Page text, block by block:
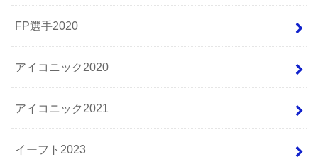
FP選手2020
アイコニック2020
アイコニック2021
イーフト2023